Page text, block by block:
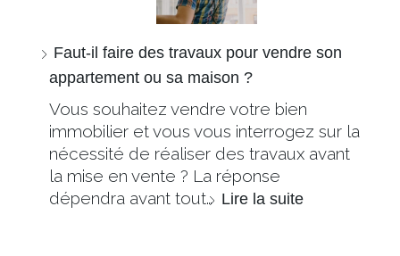
Faut-il faire des travaux pour vendre son
appartement ou sa maison ?
Vous souhaitez vendre votre bien
immobilier et vous vous interrogez sur la
nécessité de réaliser des travaux avant
la mise en vente ? La réponse
dépendra avant tout… Lire la suite